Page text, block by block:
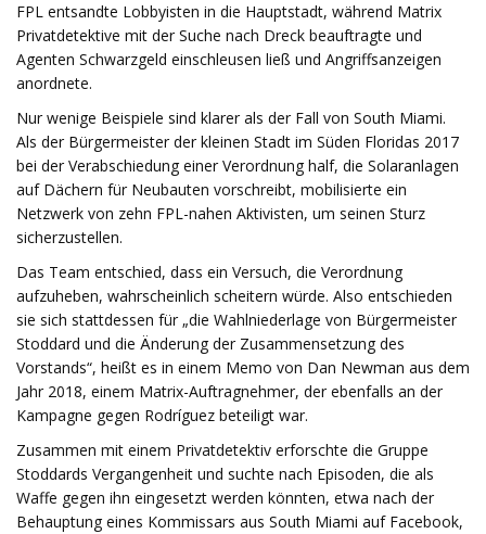
FPL entsandte Lobbyisten in die Hauptstadt, während Matrix
Privatdetektive mit der Suche nach Dreck beauftragte und
Agenten Schwarzgeld einschleusen ließ und Angriffsanzeigen
anordnete.
Nur wenige Beispiele sind klarer als der Fall von South Miami.
Als der Bürgermeister der kleinen Stadt im Süden Floridas 2017
bei der Verabschiedung einer Verordnung half, die Solaranlagen
auf Dächern für Neubauten vorschreibt, mobilisierte ein
Netzwerk von zehn FPL-nahen Aktivisten, um seinen Sturz
sicherzustellen.
Das Team entschied, dass ein Versuch, die Verordnung
aufzuheben, wahrscheinlich scheitern würde. Also entschieden
sie sich stattdessen für „die Wahlniederlage von Bürgermeister
Stoddard und die Änderung der Zusammensetzung des
Vorstands“, heißt es in einem Memo von Dan Newman aus dem
Jahr 2018, einem Matrix-Auftragnehmer, der ebenfalls an der
Kampagne gegen Rodríguez beteiligt war.
Zusammen mit einem Privatdetektiv erforschte die Gruppe
Stoddards Vergangenheit und suchte nach Episoden, die als
Waffe gegen ihn eingesetzt werden könnten, etwa nach der
Behauptung eines Kommissars aus South Miami auf Facebook,